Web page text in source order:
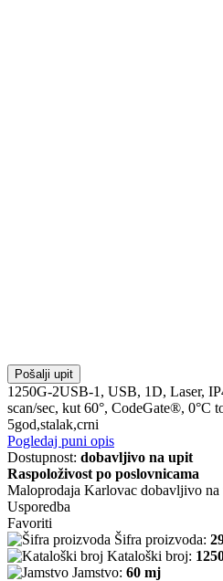
Pošalji upit
1250G-2USB-1, USB, 1D, Laser,
scan/sec, kut 60°, CodeGate®, 0°C
5god,stalak,crni
Pogledaj puni opis
Dostupnost: dobavljivo na upit
Raspoloživost po poslovnicama
Maloprodaja Karlovac dobavljivo na
Usporedba
Favoriti
Šifra proizvoda:
Kataloški broj:
Jamstvo: 60 mj